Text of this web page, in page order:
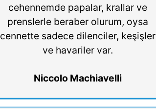
cehennemde papalar, krallar ve
prenslerle beraber olurum, oysa
cennette sadece dilenciler, keşişler
ve havariler var.
Niccolo Machiavelli